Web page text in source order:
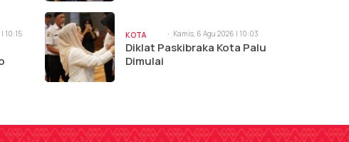
10:15
KOTA
PALU
Kamis, 6 Agu 2026 | 10:03
am
Diklat Paskibraka Kota Palu
Dimulai